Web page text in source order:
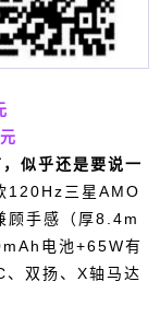
似乎还是要说一
120Hz三星AMO
顾手感（厚8.4m
电池+65W有
双扬、X轴马达
，u1s1还是上
今仍是最便宜
性能也表现不
元，8+256G
Galaxy Bu
表示支持主
也因此入耳后
正义，特别
躺也不会压
不习惯或者
想要降噪更
906元，相